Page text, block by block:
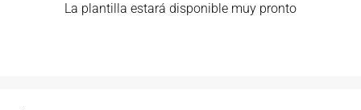
La plantilla estará disponible muy pronto